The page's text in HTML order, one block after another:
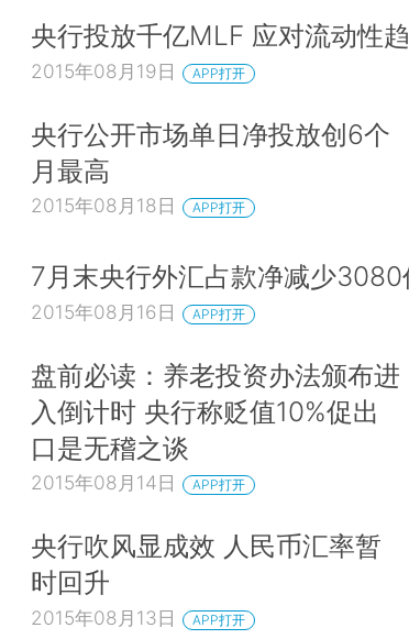
央行投放千亿MLF 应对流动性
2015年08月19日 APP打开
央行公开市场单日净投放创6个
月最高
2015年08月18日 APP打开
7月末央行外汇占款净减少3080
2015年08月16日 APP打开
盘前必读：养老投资办法颁布进
入倒计时 央行称贬值10%促出
口是无稽之谈
2015年08月14日 APP打开
央行吹风显成效 人民币汇率暂
时回升
2015年08月13日 APP打开